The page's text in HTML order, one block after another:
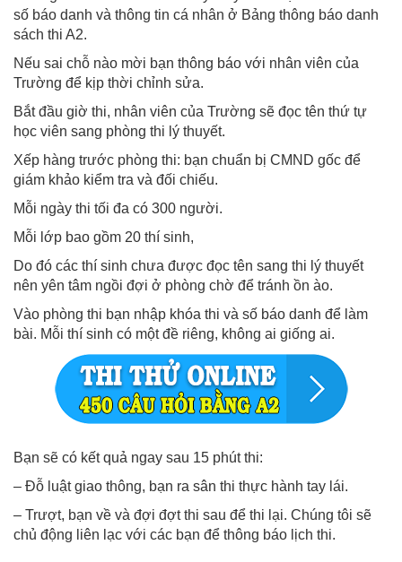
số báo danh và thông tin cá nhân ở Bảng thông báo danh
sách thi A2.
Nếu sai chỗ nào mời bạn thông báo với nhân viên của
Trường để kịp thời chỉnh sửa.
Bắt đầu giờ thi, nhân viên của Trường sẽ đọc tên thứ tự
học viên sang phòng thi lý thuyết.
Xếp hàng trước phòng thi: bạn chuẩn bị CMND gốc để
giám khảo kiểm tra và đối chiếu.
Mỗi ngày thi tối đa có 300 người.
Mỗi lớp bao gồm 20 thí sinh,
Do đó các thí sinh chưa được đọc tên sang thi lý thuyết
nên yên tâm ngồi đợi ở phòng chờ để tránh ồn ào.
Vào phòng thi bạn nhập khóa thi và số báo danh để làm
bài. Mỗi thí sinh có một đề riêng, không ai giống ai.
Bạn sẽ có kết quả ngay sau 15 phút thi:
– Đỗ luật giao thông, bạn ra sân thi thực hành tay lái.
– Trượt, bạn về và đợi đợt thi sau để thi lại. Chúng tôi sẽ
chủ động liên lạc với các bạn để thông báo lịch thi.